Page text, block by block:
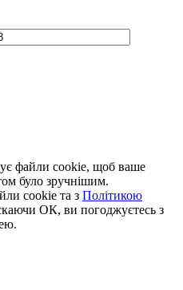
файли cookie, щоб ваше
було зручнішим.
cookie та з Політикою
ОК, ви погоджуєтесь з